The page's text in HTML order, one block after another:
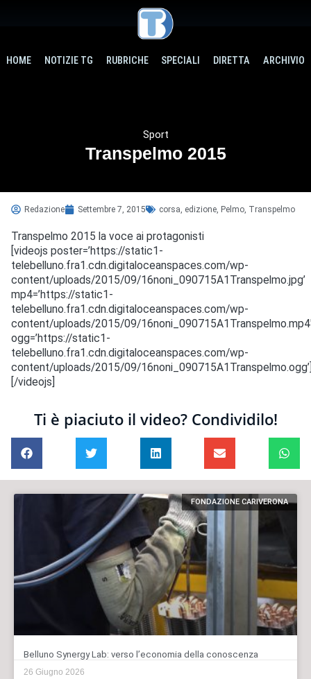
HOME NOTIZIE TG RUBRICHE SPECIALI DIRETTA ARCHIVIO
Sport
Transpelmo 2015
Redazione Settembre 7, 2015 corsa edizione Pelmo Transpelmo
Transpelmo 2015 la voce ai protagonisti
[videojs poster=’https://static1-
telebelluno.fra1.cdn.digitaloceanspaces.com/wp-
content/uploads/2015/09/16noni_090715A1Transpelmo.jpg’
mp4=’https://static1-
telebelluno.fra1.cdn.digitaloceanspaces.com/wp-
content/uploads/2015/09/
ogg=’https://static1-
telebelluno.fra1.cdn.digitaloceanspaces.com/wp-
content/uploads/2015/09/
[/videojs]
Ti è piaciuto il video? Condividilo!
FONDAZIONE CARIVERONA
Belluno Synergy Lab: verso l’economia della conoscenza
26 Giugno 2026